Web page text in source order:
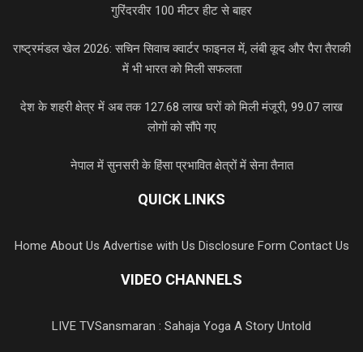
गुरिंदरवीर 100 मीटर हीट से बाहर
राष्ट्रमंडल खेल 2026: सचिन सिवाच क्वार्टर फाइनल में, लंबी कूद और पैरा तैराकी
में भी भारत को मिली सफलता
देश के शहरी क्षेत्र में अब तक 127.68 लाख घरों को मिली मंजूरी, 99.07 लाख
लोगों को सौंपे गए
नेपाल में सुनसरी के हिंसा प्रभावित क्षेत्रों में सेना तैनात
QUICK LINKS
Home About Us Advertise with Us Disclosure Form Contact Us
VIDEO CHANNELS
LIVE TVSansmaran : Sahaja Yoga A Story Untold